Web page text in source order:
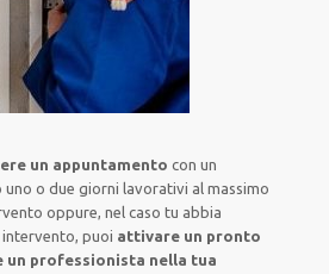
un appuntamento con un
uno o due giorni lavorativi al massimo
oppure, nel caso tu abbia
intervento, puoi attivare un pronto
un professionista nella tua